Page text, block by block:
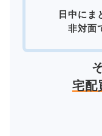
日中にま
非対面
宅配